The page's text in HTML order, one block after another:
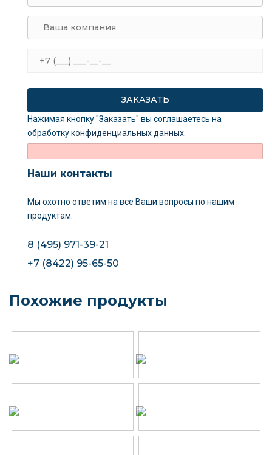
Нажимая кнопку "Заказать" вы соглашаетесь на
обработкуконфиденциальных данных
Наши контакты
Мы охотно ответим на все Ваши вопросы по нашим
продуктам.
8 (495) 971-39-21
+7 (8422) 95-65-50
Похожие продукты